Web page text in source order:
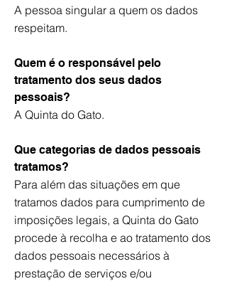
A pessoa singular a quem os dados
respeitam.
Quem é o responsável pelo
tratamento dos seus dados
pessoais?
A Quinta do Gato.
Que categorias de dados pessoais
tratamos?
Para além das situações em que
tratamos dados para cumprimento de
imposições legais, a Quinta do Gato
procede à recolha e ao tratamento dos
dados pessoais necessários à
prestação de serviços e/ou